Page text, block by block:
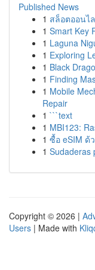
Published News
1 สล็อตออนไ
1 Smart Key
1 Laguna
1 Exploring
1 Black
1 Finding
1 Mobile
Repair
1 ```text
1 MBI123:
1 ซื้อ eSIM
1 Sudaderas
Copyright © 2026 |
Users | Made with